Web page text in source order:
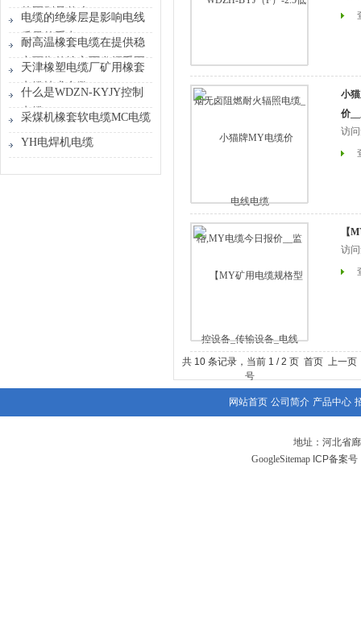
的区别是什么
电缆的绝缘层是影响电线
质量的重点
耐高温橡套电缆在提供稳
定可靠传输方面发挥重要
作用
天津橡塑电缆厂矿用橡套
电缆技术参数
什么是WDZN-KYJY控制
电缆
采煤机橡套软电缆MC电缆
YH电焊机电缆
小
价
访
【
访
共 10 条记录，当前 1 / 2 页 首页 上一页
网站首页 公司简介 产品中心
地址：河北省
GoogleSitemap ICP备案号